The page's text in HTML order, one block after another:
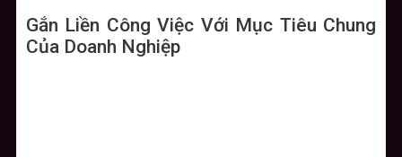
Gắn Liền Công Việc Với Mục Tiêu Chung
Của Doanh Nghiệp